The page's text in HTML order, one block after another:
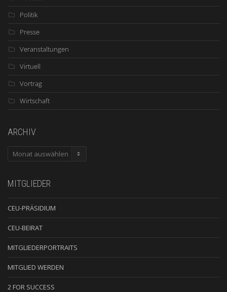
Politik
Presse
Veranstaltungen
Virtuell
Vortrag
Wirtschaft
ARCHIV
ARCHIV
MITGLIEDER
CEU-PRÄSIDIUM
CEU-BEIRAT
MITGLIEDERPORTRAITS
MITGLIED WERDEN
2 FOR SUCCESS